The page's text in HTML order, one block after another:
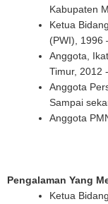
Kabupaten
Ketua
(PWI), 1996
Anggota,
Timur, 2012
Anggota
Sampai
Anggota
Pengalaman Yang
Ketua